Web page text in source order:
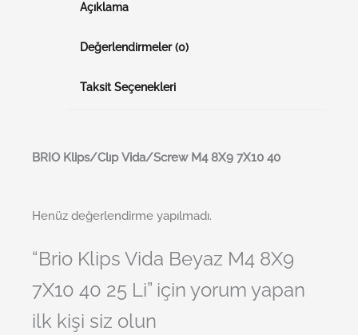
Açıklama
Değerlendirmeler (0)
Taksit Seçenekleri
BRIO Klips/Clıp Vida/Screw M4 8X9 7X10 40
Henüz değerlendirme yapılmadı.
“Brio Klips Vida Beyaz M4 8X9
7X10 40 25 Li” için yorum yapan
ilk kişi siz olun